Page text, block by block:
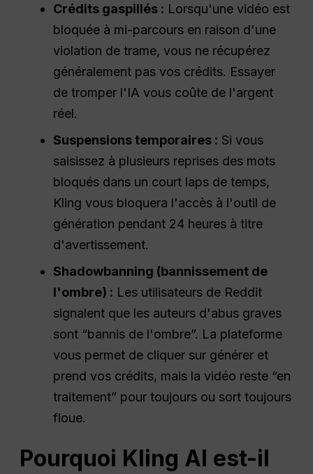
Crédits gaspillés : Lorsqu'une vidéo est
bloquée à mi-parcours en raison d'une
violation de trame, vous ne récupérez
généralement pas vos crédits. Essayer
de tromper l'IA vous coûte de l'argent
réel.
Suspensions temporaires : Si vous
saisissez à plusieurs reprises des mots
bloqués dans un court laps de temps,
Kling vous bloquera l'accès à l'outil de
génération pendant 24 heures à titre
d'avertissement.
Shadowbanning (bannissement de
l'ombre) : Les utilisateurs de Reddit
signalent que les auteurs d'abus graves
sont “bannis de l'ombre”. La plateforme
vous permet de cliquer sur générer et
prend vos crédits, mais la vidéo reste “en
traitement” pour toujours ou sort toujours
floue.
Pourquoi Kling AI est-il